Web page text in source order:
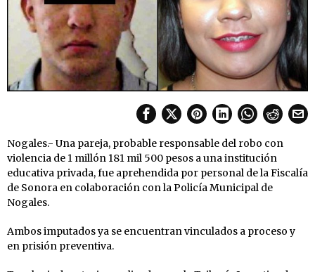
Nogales.- Una pareja, probable responsable del robo con
violencia de 1 millón 181 mil 500 pesos a una institución
educativa privada, fue aprehendida por personal de la Fiscalía
de Sonora en colaboración con la Policía Municipal de
Nogales.
Ambos imputados ya se encuentran vinculados a proceso y
en prisión preventiva.